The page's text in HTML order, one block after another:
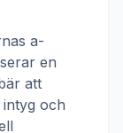
a-
en
att
och